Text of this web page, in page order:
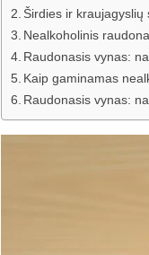
Širdies ir
Nealkoholinis
Raudonasis vynas:
Kaip gaminamas
Raudonasis vynas: